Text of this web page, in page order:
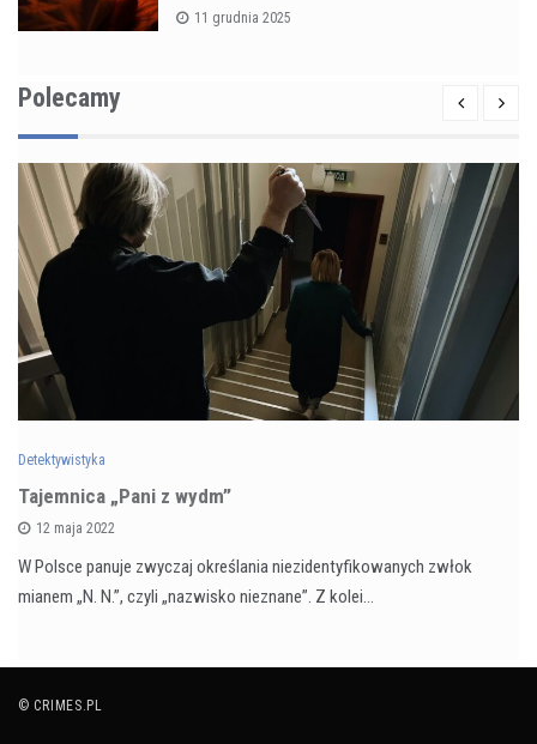
11 grudnia 2025
Polecamy
Detektywistyka
Tajemnica „Pani z wydm”
12 maja 2022
W Polsce panuje zwyczaj określania niezidentyfikowanych zwłok
mianem „N. N.”, czyli „nazwisko nieznane”. Z kolei…
© CRIMES.PL